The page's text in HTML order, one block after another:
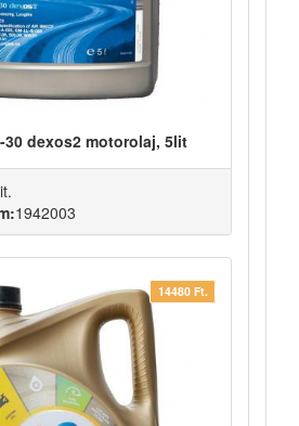
30 dexos2 motorolaj, 5lit
1942003
14480 Ft.